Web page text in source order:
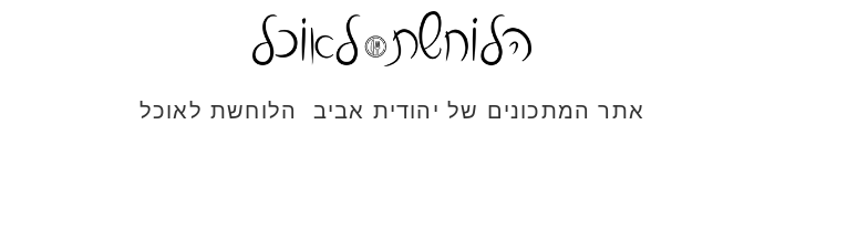
אתר המתכונים של יהודית אביב הלוחשת לאוכל